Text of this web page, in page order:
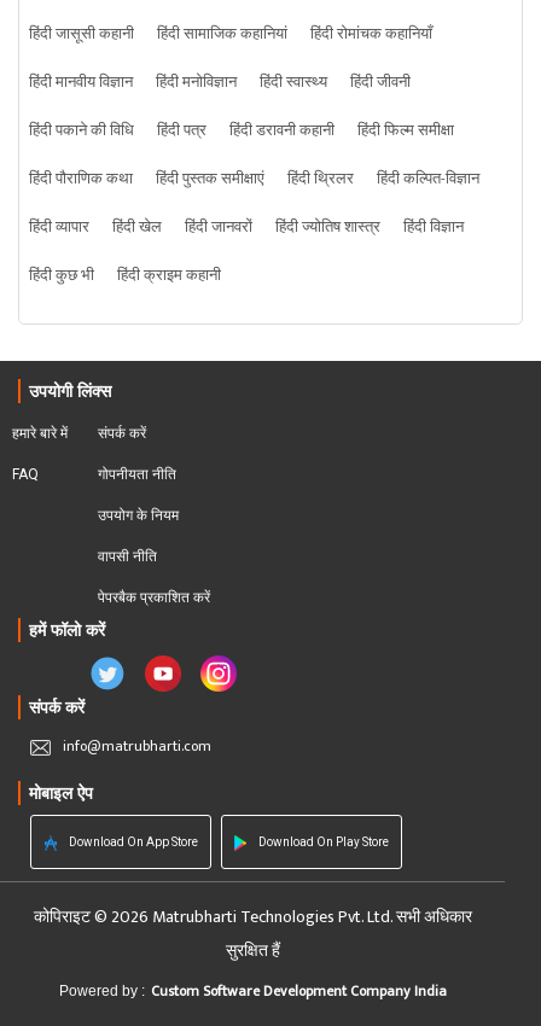
हिंदी जासूसी कहानी
हिंदी सामाजिक कहानियां
हिंदी रोमांचक कहानियाँ
हिंदी मानवीय विज्ञान
हिंदी मनोविज्ञान हिंदी स्वास्थ्य
हिंदी जीवनी
हिंदी पकाने की विधि
हिंदी पत्र हिंदी डरावनी कहानी
हिंदी फिल्म समीक्षा
हिंदी पौराणिक कथा
हिंदी पुस्तक समीक्षाएं हिंदी थ्रिलर
हिंदी कल्पित-विज्ञान
हिंदी व्यापार
हिंदी खेल हिंदी जानवरों हिंदी ज्योतिष शास्त्र
हिंदी विज्ञान
हिंदी कुछ भी
हिंदी क्राइम कहानी
उपयोगी लिंक्स
हमारे बारे में
FAQ
संपर्क करें
गोपनीयता नीति
उपयोग के नियम
वापसी नीति
पेपरबैक प्रकाशित करें
हमें फॉलो करें
संपर्क करें
info@matrubharti.com
मोबाइल ऐप
Download On App Store Download On Play Store
कोपिराइट © 2026 Matrubharti Technologies Pvt. Ltd. सभी अधिकार
सुरक्षित हैं
Powered by : Custom Software Development Company India